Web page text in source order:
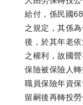
給付，係民國
之規定，其係
後，於其年老
之權利，故國
保險被保險人
職員保險年資
留嗣後再轉投